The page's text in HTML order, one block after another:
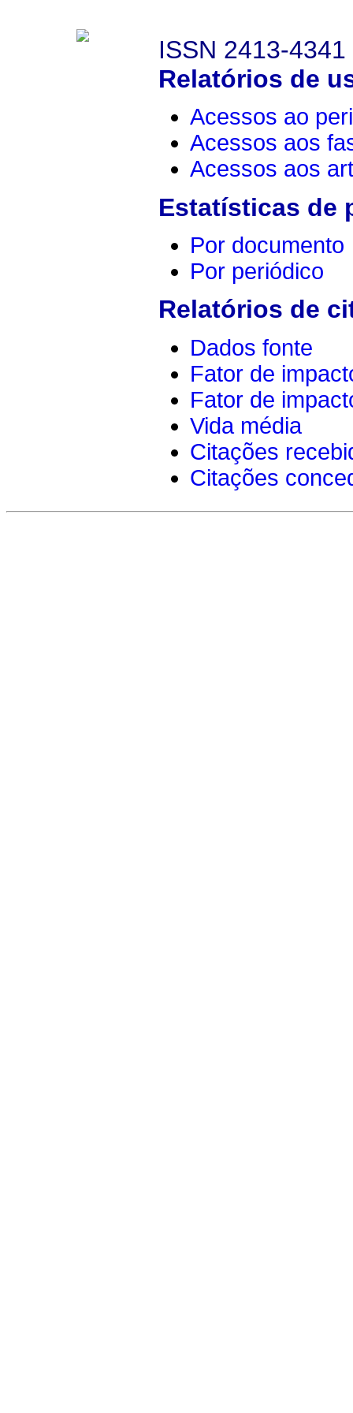
ISSN 2413-4341
Relatórios de
Acessos ao
Acessos aos
Acessos aos
Estatísticas de
Por documento
Por periódico
Relatórios de
Dados fonte
Fator de
Fator de
Vida média
Citações
Citações